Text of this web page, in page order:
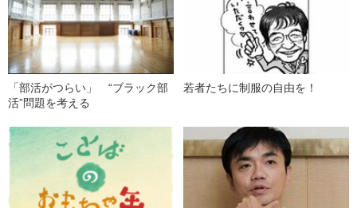
「部活がつらい」 “ブラック部
活”問題を考える
若者たちに制服の自由を！